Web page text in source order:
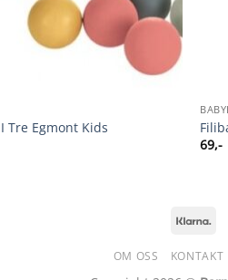
Tre Egmont Kids
69,-
OM OSS KONTAKT